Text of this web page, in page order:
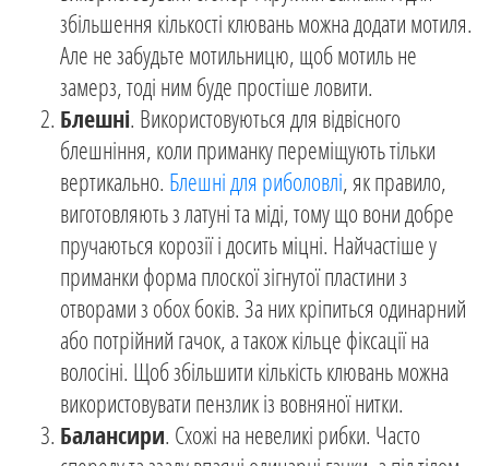
збільшення кількості клювань можна додати мотиля.
Але не забудьте мотильницю, щоб мотиль не
замерз, тоді ним буде простіше ловити.
Блешні. Використовуються для відвісного
блешніння, коли приманку переміщують тільки
вертикально. Блешні для риболовлі, як правило,
виготовляють з латуні та міді, тому що вони добре
пручаються корозії і досить міцні. Найчастіше у
приманки форма плоскої зігнутої пластини з
отворами з обох боків. За них кріпиться одинарний
або потрійний гачок, а також кільце фіксації на
волосіні. Щоб збільшити кількість клювань можна
використовувати пензлик із вовняної нитки.
Балансири. Схожі на невеликі рибки. Часто